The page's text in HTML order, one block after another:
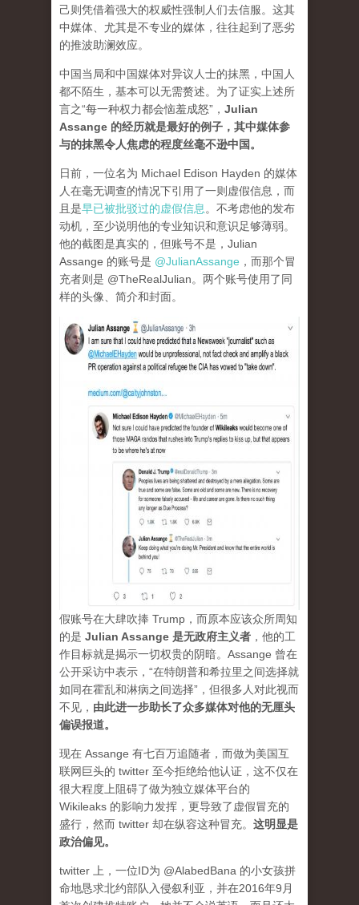
己则凭借着强大的权威性强制人们去信服。这其
中媒体、尤其是不专业的媒体，往往起到了恶劣
的推波助澜效应。
中国当局和中国媒体对异议人士的抹黑，中国人
都不陌生，基本可以无需赘述。为了证实上述所
言之“每一种权力都会恼羞成怒”， Julian
Assange 的经历就是最好的例子，其中媒体参
与的抹黑令人焦虑的程度丝毫不逊中国。
日前，一位名为 Michael Edison Hayden 的媒体
人在毫无调查的情况下引用了一则虚假信息，而
且是早已被批驳过的虚假信息 。不考虑他的发布
动机，至少说明他的专业知识和意识足够薄弱。
他的截图是真实的，但账号不是，Julian
Assange 的账号是 @JulianAssange ，而那个冒
充者则是 @TheRealJulian。两个账号使用了同
样的头像、简介和封面。
假账号在大肆吹捧 Trump，而原本应该众所周知
的是 Julian Assange 是无政府主义者 ，他的工
作目标就是揭示一切权贵的阴暗。Assange 曾在
公开采访中表示，“在特朗普和希拉里之间选择就
如同在霍乱和淋病之间选择”，但很多人对此视而
不见， 由此进一步助长了众多媒体对他的无厘头
偏误报道。
现在 Assange 有七百万追随者，而做为美国互
联网巨头的 twitter 至今拒绝给他认证，这不仅在
很大程度上阻碍了做为独立媒体平台的
Wikileaks 的影响力发挥，更导致了虚假冒充的
盛行，然而 twitter 却在纵容这种冒充。 这明显是
政治偏见。
twitter 上，一位ID为 @AlabedBana 的小女孩拼
命地恳求北约部队入侵叙利亚，并在2016年9月